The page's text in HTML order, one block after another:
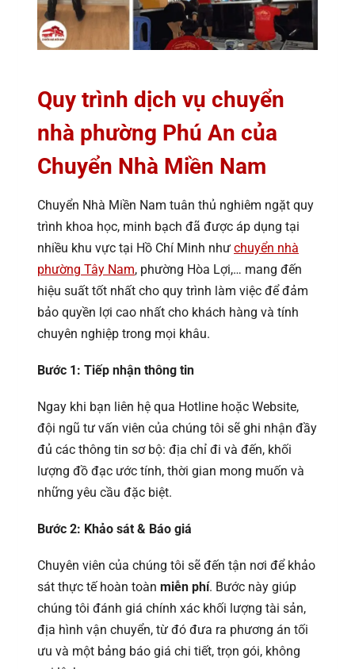
Quy trình dịch vụ chuyển
nhà phường Phú An của
Chuyển Nhà Miền Nam
Chuyển Nhà Miền Nam tuân thủ nghiêm ngặt quy
trình khoa học, minh bạch đã được áp dụng tại
nhiều khu vực tại Hồ Chí Minh như chuyển nhà
phường Tây Nam, phường Hòa Lợi,… mang đến
hiệu suất tốt nhất cho quy trình làm việc để đảm
bảo quyền lợi cao nhất cho khách hàng và tính
chuyên nghiệp trong mọi khâu.
Bước 1: Tiếp nhận thông tin
Ngay khi bạn liên hệ qua Hotline hoặc Website,
đội ngũ tư vấn viên của chúng tôi sẽ ghi nhận đầy
đủ các thông tin sơ bộ: địa chỉ đi và đến, khối
lượng đồ đạc ước tính, thời gian mong muốn và
những yêu cầu đặc biệt.
Bước 2: Khảo sát & Báo giá
Chuyên viên của chúng tôi sẽ đến tận nơi để khảo
sát thực tế hoàn toàn miễn phí. Bước này giúp
chúng tôi đánh giá chính xác khối lượng tài sản,
địa hình vận chuyển, từ đó đưa ra phương án tối
ưu và một bảng báo giá chi tiết, trọn gói, không